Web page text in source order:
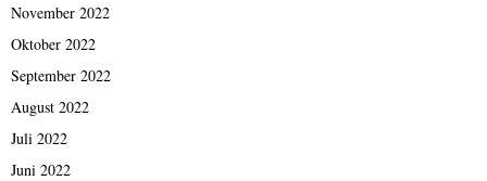
November 2022
Oktober 2022
September 2022
August 2022
Juli 2022
Juni 2022